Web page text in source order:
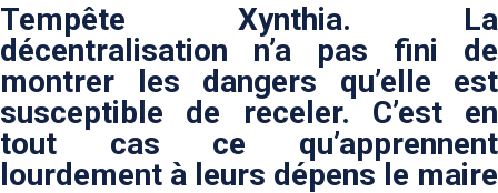
Tempête Xynthia. La
décentralisation n’a pas fini de
montrer les dangers qu’elle est
susceptible de receler. C’est en
tout cas ce qu’apprennent
lourdement à leurs dépens le maire